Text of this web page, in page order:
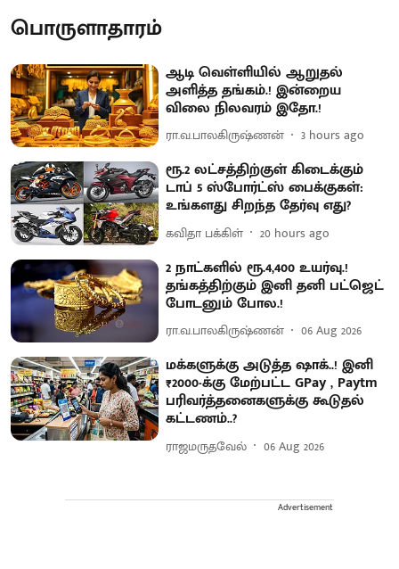
பொருளாதாரம்
ஆடி வெள்ளியில் ஆறுதல்
அளித்த தங்கம்.! இன்றைய
விலை நிலவரம் இதோ.!
ரா.வ.பாலகிருஷ்ணன் 3 hours ago
ரூ.2 லட்சத்திற்குள் கிடைக்கும்
டாப் 5 ஸ்போர்ட்ஸ் பைக்குகள்:
உங்களது சிறந்த தேர்வு எது?
கவிதா பக்கிள் 20 hours ago
2 நாட்களில் ரூ.4,400 உயர்வு.!
தங்கத்திற்கும் இனி தனி பட்ஜெட்
போடனும் போல.!
ரா.வ.பாலகிருஷ்ணன் 06 Aug 2026
மக்களுக்கு அடுத்த ஷாக்..! இனி
₹2000-க்கு மேற்பட்ட GPay , Paytm
பரிவர்த்தனைகளுக்கு கூடுதல்
கட்டணம்..?
ராஜமருதவேல் 06 Aug 2026
Advertisement